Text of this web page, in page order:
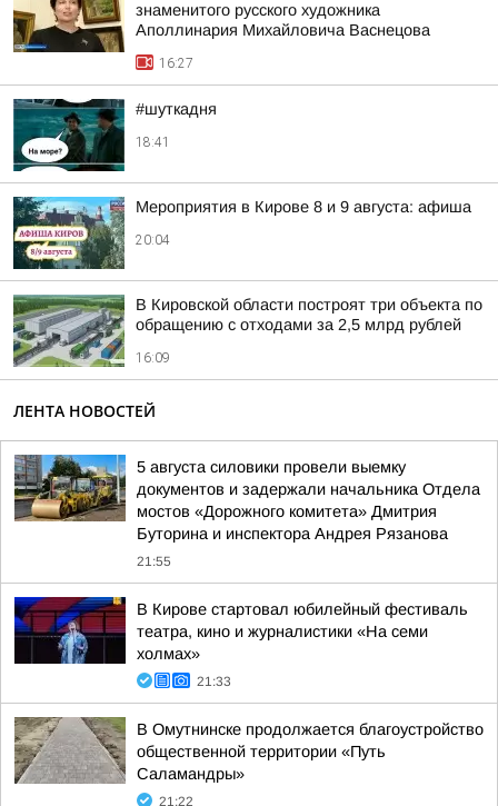
знаменитого русского художника
Аполлинария Михайловича Васнецова
16:27
#шуткадня
18:41
Мероприятия в Кирове 8 и 9 августа: афиша
20:04
В Кировской области построят три объекта по
обращению с отходами за 2,5 млрд рублей
16:09
ЛЕНТА НОВОСТЕЙ
5 августа силовики провели выемку
документов и задержали начальника Отдела
мостов «Дорожного комитета» Дмитрия
Буторина и инспектора Андрея Рязанова
21:55
В Кирове стартовал юбилейный фестиваль
театра, кино и журналистики «На семи
холмах»
21:33
В Омутнинске продолжается благоустройство
общественной территории «Путь
Саламандры»
21:22